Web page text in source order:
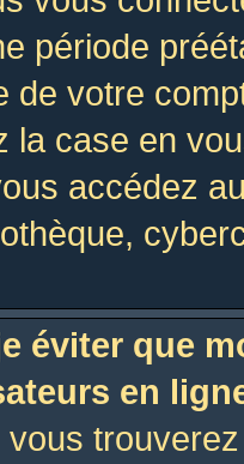
période
de votre
la case en
accédez
éviter que
en
vous